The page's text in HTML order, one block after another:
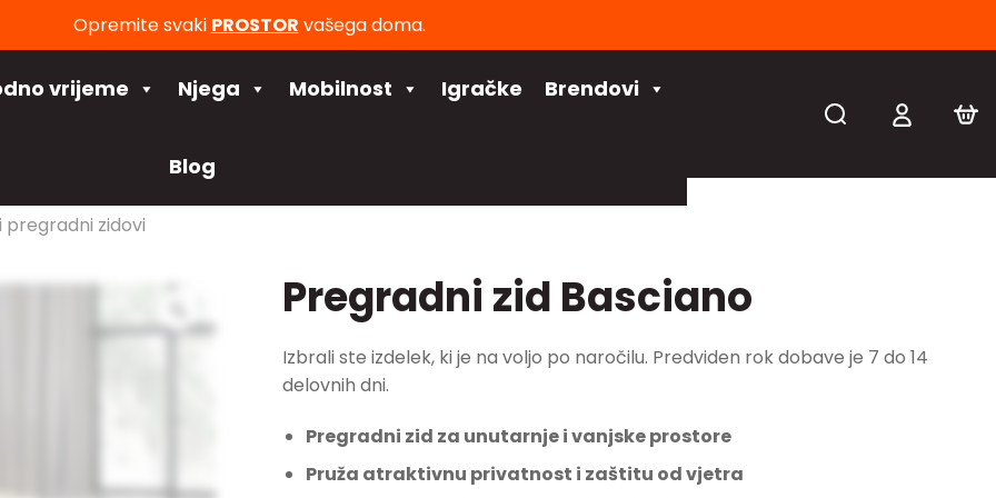
Opremite svaki PROSTOR vašega doma.
vrijeme Njega Mobilnost Igračke Brendovi
Blog
pregradni zidovi
Pregradni zid Basciano
Izbrali ste izdelek, ki je na voljo po naročilu. Predviden rok dobave je 7 do 14
delovnih dni.
Pregradni zid za unutarnje i vanjske prostore
Pruža atraktivnu privatnost i zaštitu od vjetra